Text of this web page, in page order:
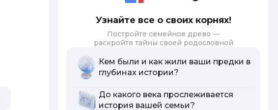
Узнайте все о своих корнях!
Постройте семейное древо —
раскройте тайны своей родословной
Кем были и как жили ваши предки в
глубинах истории?
До какого века прослеживается
история вашей семьи?